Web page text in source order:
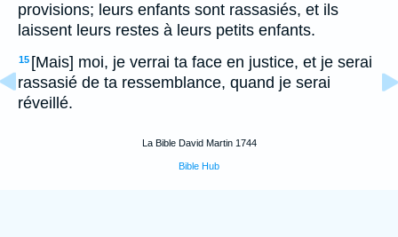
provisions; leurs enfants sont rassasiés, et ils
laissent leurs restes à leurs petits enfants.
15 [Mais] moi, je verrai ta face en justice, et je serai
rassasié de ta ressemblance, quand je serai
réveillé.
La Bible David Martin 1744
Bible Hub